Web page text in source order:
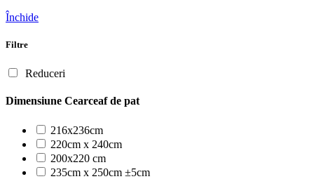
Închide
Filtre
Reduceri
Dimensiune Cearceaf de pat
216x236cm
220cm x 240cm
200x220 cm
235cm x 250cm ±5cm